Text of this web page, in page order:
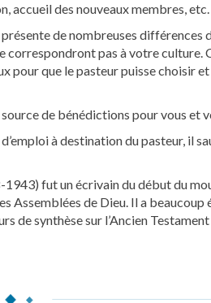
accueil des nouveaux membres, etc.
de nombreuses différences
correspondront pas à votre culture.
pour que le pasteur puisse choisir
de bénédictions pour vous et
à destination du pasteur, il
1943) fut un écrivain du début du
Assemblées de Dieu. Il a
de synthèse sur l’Ancien